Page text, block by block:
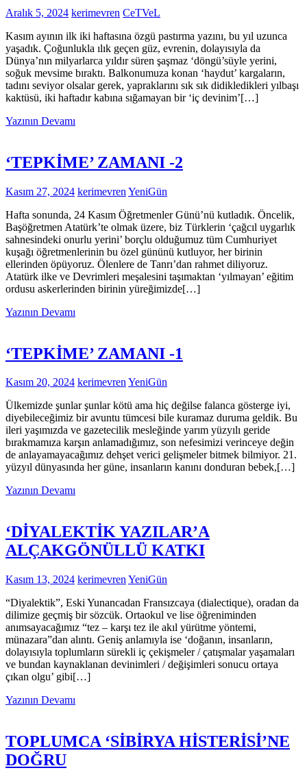
Aralık 5, 2024 kerimevren CeTVeL
Kasım ayının ilk iki haftasına özgü pastırma yazını, bu yıl uzunca
yaşadık. Çoğunlukla ılık geçen güz, evrenin, dolayısıyla da
Dünya’nın milyarlarca yıldır süren şaşmaz ‘döngü’süyle yerini,
soğuk mevsime bıraktı. Balkonumuza konan ‘haydut’ kargaların,
tadını seviyor olsalar gerek, yapraklarını sık sık didikledikleri yılbaşı
kaktüsü, iki haftadır kabına sığamayan bir ‘iç devinim’[…]
Yazının Devamı
‘TEPKİME’ ZAMANI -2
Kasım 27, 2024 kerimevren YeniGün
Hafta sonunda, 24 Kasım Öğretmenler Günü’nü kutladık. Öncelik,
Başöğretmen Atatürk’te olmak üzere, biz Türklerin ‘çağcıl uygarlık
sahnesindeki onurlu yerini’ borçlu olduğumuz tüm Cumhuriyet
kuşağı öğretmenlerinin bu özel gününü kutluyor, her birinin
ellerinden öpüyoruz. Ölenlere de Tanrı’dan rahmet diliyoruz.
Atatürk ilke ve Devrimleri meşalesini taşımaktan ‘yılmayan’ eğitim
ordusu askerlerinden birinin yüreğimizde[…]
Yazının Devamı
‘TEPKİME’ ZAMANI -1
Kasım 20, 2024 kerimevrenYeniGün
Ülkemizde şunlar şunlar kötü ama hiç değilse falanca gösterge iyi,
diyebileceğimiz bir avuntu tümcesi bile kuramaz duruma geldik. Bu
ileri yaşımızda ve gazetecilik mesleğinde yarım yüzyılı geride
bırakmamıza karşın anlamadığımız, son nefesimizi verinceye değin
de anlayamayacağımız dehşet verici gelişmeler bitmek bilmiyor. 21.
yüzyıl dünyasında her güne, insanların kanını donduran bebek,[…]
Yazının Devamı
‘DİYALEKTİK YAZILAR’A
ALÇAKGÖNÜLLÜ KATKI
Kasım 13, 2024 kerimevren YeniGün
“Diyalektik”, Eski Yunancadan Fransızcaya (dialectique), oradan da
dilimize geçmiş bir sözcük. Ortaokul ve lise öğreniminden
anımsayacağımız “tez – karşı tez ile akıl yürütme yöntemi,
münazara”dan alıntı. Geniş anlamıyla ise ‘doğanın, insanların,
dolayısıyla toplumların sürekli iç çekişmeler / çatışmalar yaşamaları
ve bundan kaynaklanan devinimleri / değişimleri sonucu ortaya
çıkan olgu’ gibi[…]
Yazının Devamı
TOPLUMCA ‘SİBİRYA HİSTERİSİ’NE
DOĞRU